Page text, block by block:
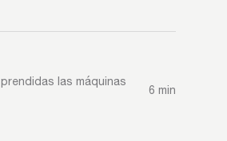
las máquinas
6 min